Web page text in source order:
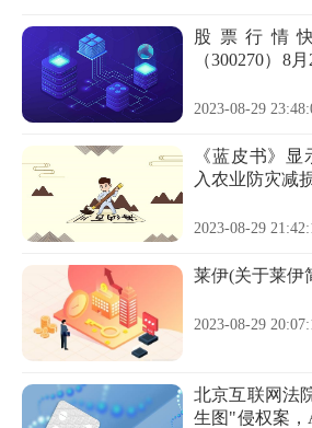
股票行情
（300270）8
2023-08-29
《蓝皮书》
入农业防灾减
2023-08-29
莱伊(关于莱伊
2023-08-29
北京互联网法
生图"侵权案